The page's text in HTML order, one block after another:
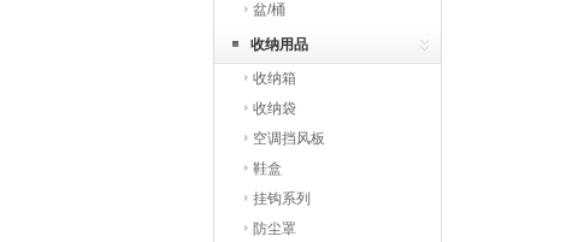
盆/桶
收纳用品
收纳箱
收纳袋
空调挡风板
鞋盒
挂钩系列
防尘罩